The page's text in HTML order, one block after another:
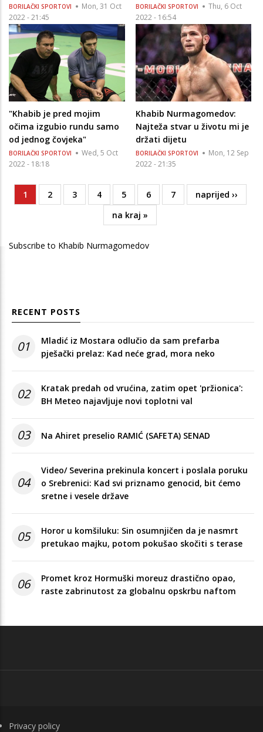
BORILAČKI SPORTOVI
Mon, 31 Oct
2022 - 21:45
BORILAČKI SPORTOVI
Thu, 6 Oct
2022 - 16:54
"Khabib je pred mojim
očima izgubio rundu samo
od jednog čovjeka"
BORILAČKI SPORTOVI
Wed, 5 Oct
2022 - 18:18
Khabib Nurmagomedov:
Najteža stvar u životu mi je
držati dijetu
BORILAČKI SPORTOVI
Mon, 12 Sep
2022 - 21:35
Pagination
Current
page
1 Page
2 Page
3 Page
4 Page
5 Page
6 Page
7
Next
page
naprijed ››
Last
page
na kraj »
Subscribe to Khabib Nurmagomedov
RECENT POSTS
01
Mladić iz Mostara odlučio da sam prefarba
pješački prelaz: Kad neće grad, mora neko
02
Kratak predah od vrućina, zatim opet 'pržionica':
BH Meteo najavljuje novi toplotni val
03 Na Ahiret preselio RAMIĆ (SAFETA) SENAD
04
Video/ Severina prekinula koncert i poslala poruku
o Srebrenici: Kad svi priznamo genocid, bit ćemo
sretne i vesele države
05
Horor u komšiluku: Sin osumnjičen da je nasmrt
pretukao majku, potom pokušao skočiti s terase
06
Promet kroz Hormuški moreuz drastično opao,
raste zabrinutost za globalnu opskrbu naftom
FOOTER
Privacy policy